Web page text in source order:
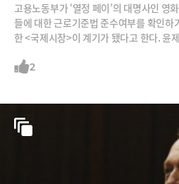
고용노동부가 ‘열정 페이’의 대명사인 영
들에 대한 근로기준법 준수여부를 확인하
한 <국제시장>이 계기가 됐다고 한다. 윤
뉴시스, 국제시장 메이킹필름
2